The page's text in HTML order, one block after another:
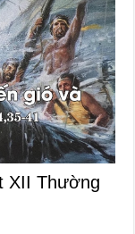
XII Thường